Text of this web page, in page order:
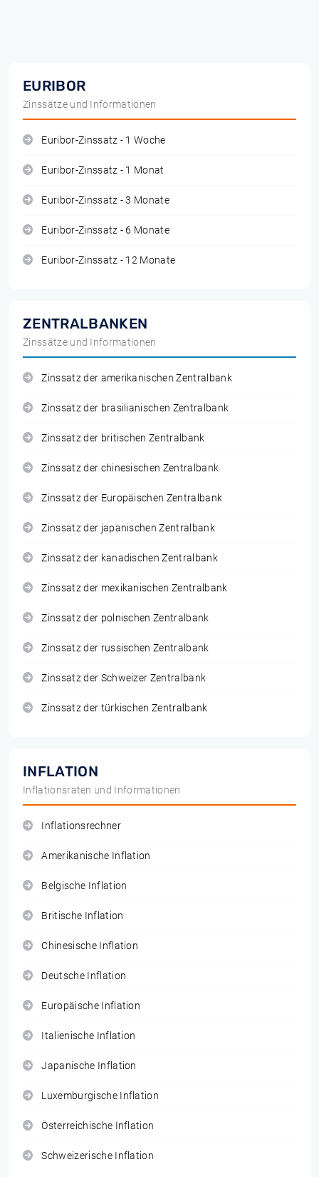
EURIBOR
Zinssätze und Informationen
Euribor-Zinssatz - 1 Woche
Euribor-Zinssatz - 1 Monat
Euribor-Zinssatz - 3 Monate
Euribor-Zinssatz - 6 Monate
Euribor-Zinssatz - 12 Monate
ZENTRALBANKEN
Zinssätze und Informationen
Zinssatz der amerikanischen Zentralbank
Zinssatz der brasilianischen Zentralbank
Zinssatz der britischen Zentralbank
Zinssatz der chinesischen Zentralbank
Zinssatz der Europäischen Zentralbank
Zinssatz der japanischen Zentralbank
Zinssatz der kanadischen Zentralbank
Zinssatz der mexikanischen Zentralbank
Zinssatz der polnischen Zentralbank
Zinssatz der russischen Zentralbank
Zinssatz der Schweizer Zentralbank
Zinssatz der türkischen Zentralbank
INFLATION
Inflationsraten und Informationen
Inflationsrechner
Amerikanische Inflation
Belgische Inflation
Britische Inflation
Chinesische Inflation
Deutsche Inflation
Europäische Inflation
Italienische Inflation
Japanische Inflation
Luxemburgische Inflation
Österreichische Inflation
Schweizerische Inflation